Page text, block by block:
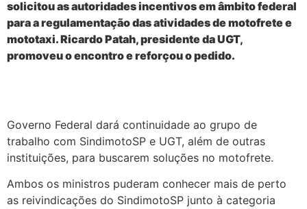
solicitou as autoridades incentivos em âmbito federal
para a regulamentação das atividades de motofrete e
mototaxi. Ricardo Patah, presidente da UGT,
promoveu o encontro e reforçou o pedido.
Governo Federal dará continuidade ao grupo de
trabalho com SindimotoSP e UGT, além de outras
instituições, para buscarem soluções no motofrete.
Ambos os ministros puderam conhecer mais de perto
as reivindicações do SindimotoSP junto à categoria